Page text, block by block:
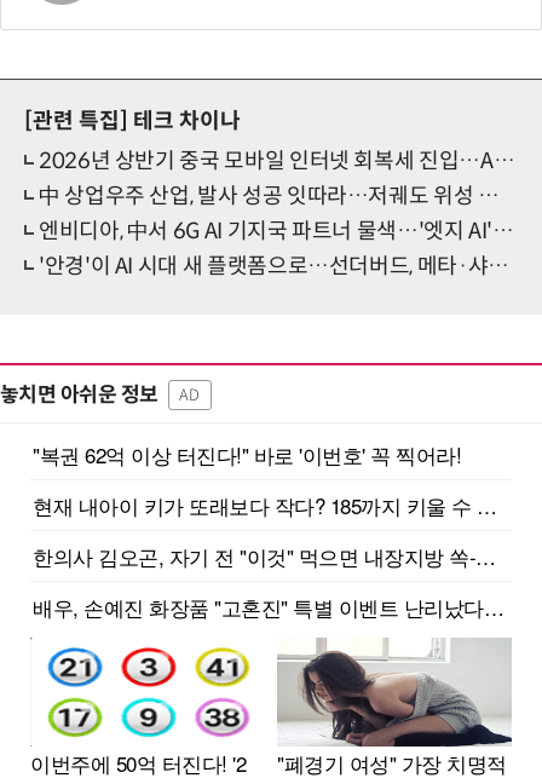
[관련 특집]
테크 차이나
2026년 상반기 중국 모바일 인터넷 회복세 진입…AI·숏드라마가 성장 견인
中 상업우주 산업, 발사 성공 잇따라…저궤도 위성 생태계 확대 속 투자도 가속
엔비디아, 中서 6G AI 기지국 파트너 물색…'엣지 AI' 시대 겨냥한 공급망 구축 본격화
'안경'이 AI 시대 새 플랫폼으로…선더버드, 메타·샤오미와 차세대 컴퓨팅 경쟁
놓치면 아쉬운 정보 AD